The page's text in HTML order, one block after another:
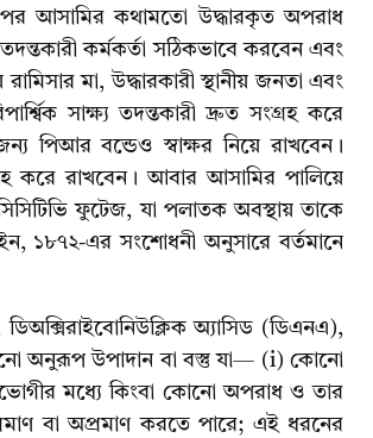
আসামির কথামতো উদ্ধারকৃত অপরাধ
কর্মকর্তা সঠিকভাবে করবেন এবং
মা, উদ্ধারকারী স্থানীয় জনতা এবং
সাক্ষ্য তদন্তকারী দ্রুত সংগ্রহ করে
পিআর বন্ডেও স্বাক্ষর নিয়ে রাখবেন।
করে রাখবেন। আবার আসামির পালিয়ে
ফুটেজ, যা পলাতক অবস্থায় তাকে
১৮৭২-এর সংশোধনী অনুসারে বর্তমানে
অ্যাসিড (ডিএনএ),
অনুরূপ উপাদান বা বস্তু যা— (i) কোনো
মধ্যে কিংবা কোনো অপরাধ ও তার
বা অপ্রমাণ করতে পারে; এই ধরনের